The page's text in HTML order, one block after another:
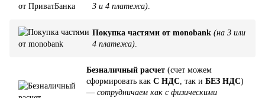
3 и 4 платежа)
Покупка частями от monobank (на 3 или
4 платежа)
Безналичный расчет (счет можем
сформировать как С НДС , так и БЕЗ НДС)
— сотрудничаем как с физическими